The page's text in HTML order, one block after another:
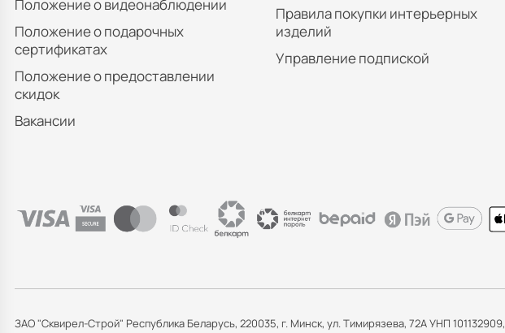
Положение о видеонаблюдении
Положение о подарочных
сертификатах
Положение о предоставлении
скидок
Вакансии
Правила покупки интерьерных
изделий
Управление подпиской
ЗАО "Сквирел-Строй" Республика Беларусь, 220035, г. Минск, ул. Тимирязева, 72А УНП 101132909,